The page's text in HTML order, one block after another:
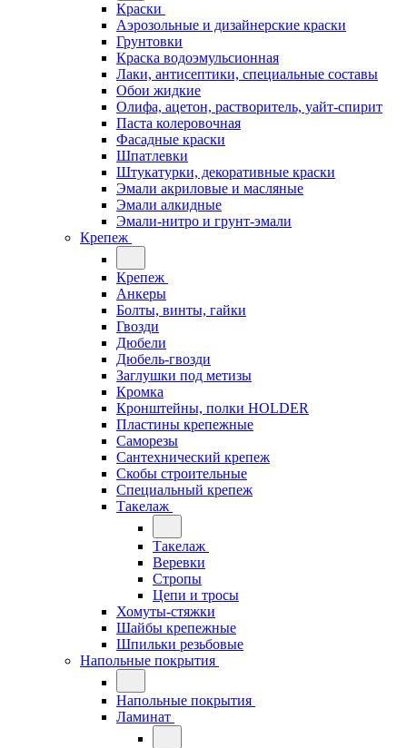
Краски
Аэрозольные и дизайнерские краски
Грунтовки
Краска водоэмульсионная
Лаки, антисептики, специальные составы
Обои жидкие
Олифа, ацетон, растворитель, уайт-спирит
Паста колеровочная
Фасадные краски
Шпатлевки
Штукатурки, декоративные краски
Эмали акриловые и масляные
Эмали алкидные
Эмали-нитро и грунт-эмали
Крепеж
Крепеж
Анкеры
Болты, винты, гайки
Гвозди
Дюбели
Дюбель-гвозди
Заглушки под метизы
Кромка
Кронштейны, полки НОLDER
Пластины крепежные
Саморезы
Сантехнический крепеж
Скобы строительные
Специальный крепеж
Такелаж
Такелаж
Веревки
Стропы
Цепи и тросы
Хомуты-стяжки
Шайбы крепежные
Шпильки резьбовые
Напольные покрытия
Напольные покрытия
Ламинат